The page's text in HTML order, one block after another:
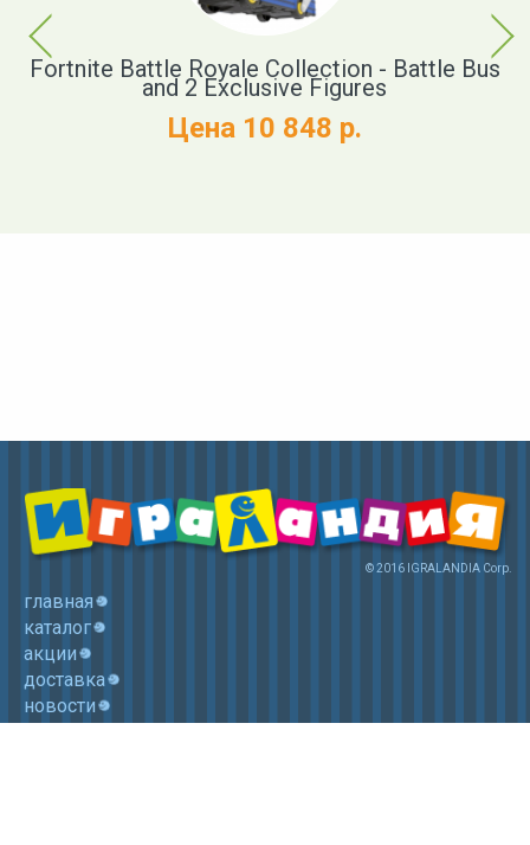
Previous
Fortnite Battle Royale Collection - Battle Bus
and 2 Exclusive Figures
Цена 10 848 р.
Next
© 2016 IGRALANDIA Corp.
главная
каталог
акции
доставка
новости